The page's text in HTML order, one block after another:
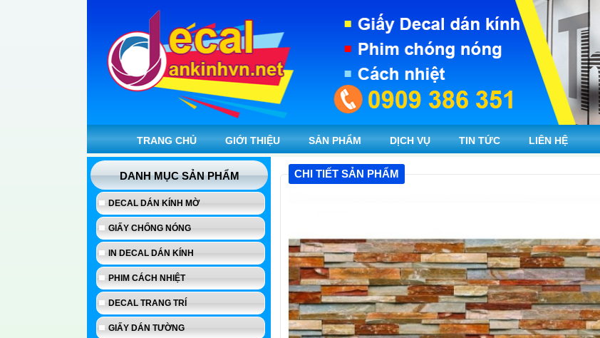
TRANG CHỦ GIỚI THIỆU SẢN PHẨM DỊCH VỤ TIN TỨC LIÊN HỆ
CHI TIẾT SẢN PHẨM
DANH MỤC SẢN PHẨM
DECAL DÁN KÍNH MỜ
GIẤY CHỐNG NÓNG
IN DECAL DÁN KÍNH
PHIM CÁCH NHIỆT
DECAL TRANG TRÍ
GIẤY DÁN TƯỜNG